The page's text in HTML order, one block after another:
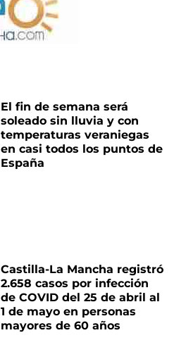
El fin de semana será
soleado sin lluvia y con
temperaturas veraniegas
en casi todos los puntos de
España
Castilla-La Mancha registró
2.658 casos por infección
de COVID del 25 de abril al
1 de mayo en personas
mayores de 60 años